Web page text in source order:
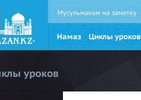
Мусульманам на заметку
Намаз Циклы уроков
уроков